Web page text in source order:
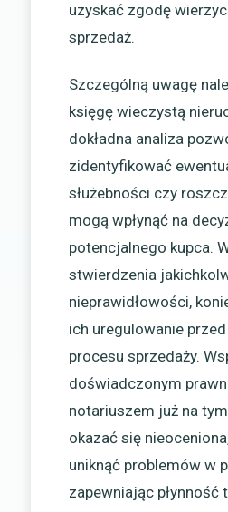
uzyskać zgodę
sprzedaż.
Szczególną uwagę
księgę wieczystą
dokładna analiza
zidentyfikować
służebności czy
mogą wpłynąć na
potencjalnego kupca.
stwierdzenia
nieprawidłowości,
ich uregulowanie
procesu sprzedaży.
doświadczonym
notariuszem już na
okazać się
uniknąć problemów w
zapewniając płynność